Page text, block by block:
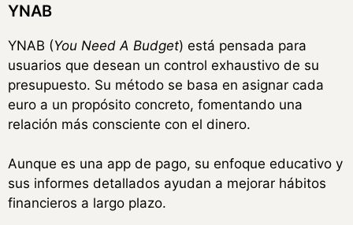
YNAB
YNAB (You Need A Budget) está pensada para
usuarios que desean un control exhaustivo de su
presupuesto. Su método se basa en asignar cada
euro a un propósito concreto, fomentando una
relación más consciente con el dinero.
Aunque es una app de pago, su enfoque educativo y
sus informes detallados ayudan a mejorar hábitos
financieros a largo plazo.